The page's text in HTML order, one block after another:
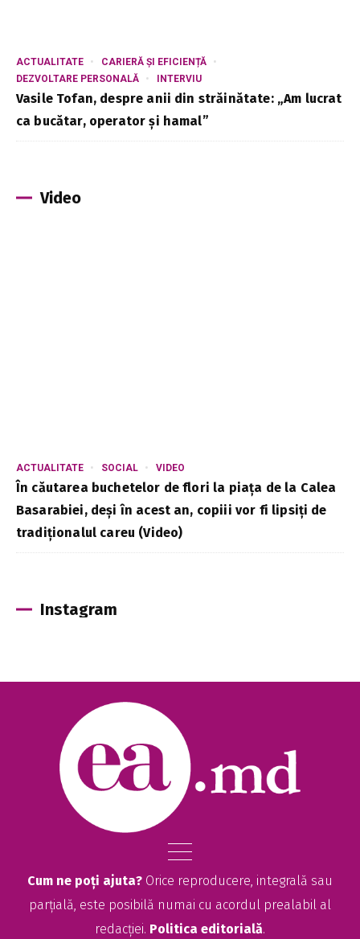
ACTUALITATE
CARIERĂ ȘI EFICIENȚĂ
DEZVOLTARE PERSONALĂ
INTERVIU
Vasile Tofan, despre anii din străinătate: „Am lucrat
ca bucătar, operator și hamal”
Video
ACTUALITATE SOCIAL VIDEO
În căutarea buchetelor de flori la piața de la Calea
Basarabiei, deși în acest an, copiii vor fi lipsiți de
tradiționalul careu (Video)
Instagram
Cum ne poți ajuta? Orice reproducere, integrală sau
parțială, este posibilă numai cu acordul prealabil al
redacției. Politica editorială.